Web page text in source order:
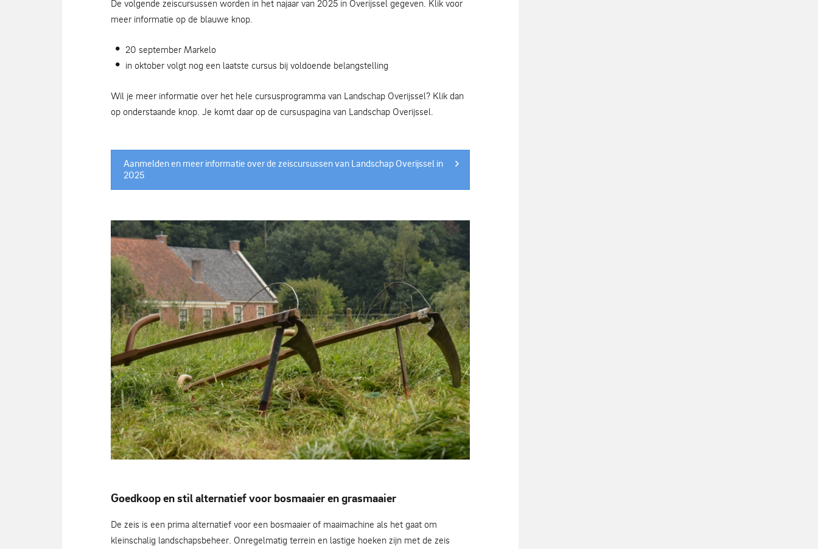
De volgende zeiscursussen worden in het najaar van 2025 in Overijssel gegeven. Klik voor
meer informatie op de blauwe knop.
20 september Markelo
in oktober volgt nog een laatste cursus bij voldoende belangstelling
Wil je meer informatie over het hele cursusprogramma van Landschap Overijssel? Klik dan
op onderstaande knop. Je komt daar op de cursuspagina van Landschap Overijssel.
Aanmelden en meer informatie over de zeiscursussen van Landschap Overijssel in
2025
Goedkoop en stil alternatief voor bosmaaier en grasmaaier
De zeis is een prima alternatief voor een bosmaaier of maaimachine als het gaat om
kleinschalig landschapsbeheer. Onregelmatig terrein en lastige hoeken zijn met de zeis